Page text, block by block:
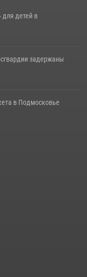
для детей в
задержаны
в Подмосковье